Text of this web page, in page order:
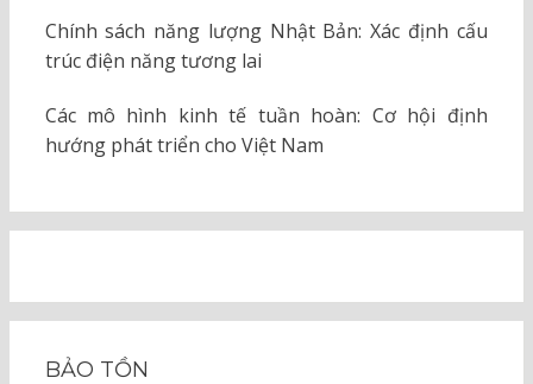
Chính sách năng lượng Nhật Bản: Xác định cấu
trúc điện năng tương lai
Các mô hình kinh tế tuần hoàn: Cơ hội định
hướng phát triển cho Việt Nam
BẢO TỒN